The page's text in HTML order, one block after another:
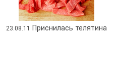
23.08.11 Приснилась телятина